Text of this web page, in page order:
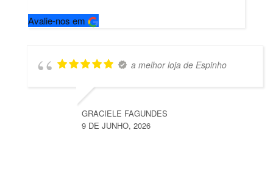
Avalie-nos em
a melhor loja de Espinho
GRACIELE FAGUNDES
9 DE JUNHO, 2026